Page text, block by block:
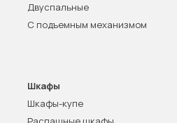
Двуспальные
С подъемным механизмом
Шкафы
Шкафы-купе